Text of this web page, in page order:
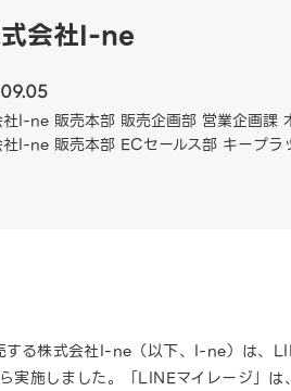
会社I-ne
I-ne 販売本部 販売企画部 営業企画課
I-ne 販売本部 ECセールス部 キープラ
る株式会社I-ne（以下、I-ne）は、
施しました。「LINEマイレージ」は